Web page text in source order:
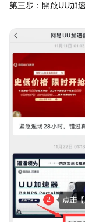
第三步：開啟UU加